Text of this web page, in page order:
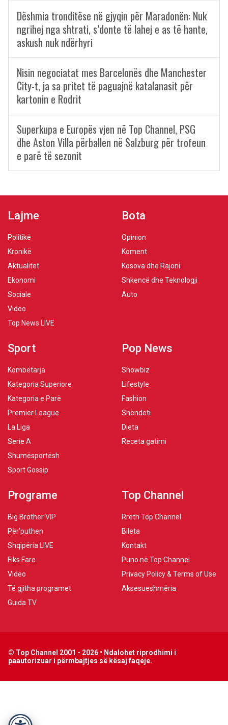
Dëshmia tronditëse në gjyqin për Maradonën: Nuk
ngrihej nga shtrati, s’donte të lahej e as të hante,
askush nuk ndërhyri
Nisin negociatat mes Barcelonës dhe Manchester
City-t, ja sa pritet të paguajnë katalanasit për
kartonin e Rodrit
Superkupa e Europës vjen në Top Channel, PSG
dhe Aston Villa përballen në Salzburg për trofeun
e parë të sezonit
Lajme
Politikë
Kronikë
Aktualitet
Ekonomi
Sociale
Video
Top News LIVE
Bota
Opinion
Koment
Kosova dhe Rajoni
Shkencë dhe Teknologji
Auto
Sport
Kombëtarja
Kategoria Superiore
Kategoria e Parë
Premier League
La Liga
Serie A
Shumësportësh
Sport Gossip
Pop News
Showbiz
Lifestyle
Fashion
Shëndeti
Dieta
Receta gatimi
Programe
Big Brother VIP
Për’puthen
Shqipëria LIVE
Fiks Fare
Video
Të gjitha programet
Guida TV
Top Channel
Rreth Top Channel
Bileta
Kontakt
Puno në Top Channel
Privacy Policy & Terms of Use
Aksesueshmëria
© Top Channel 2001 - 2026 • Ndalohet riprodhimi i
paautorizuar i përmbajtjes së kësaj faqeje.